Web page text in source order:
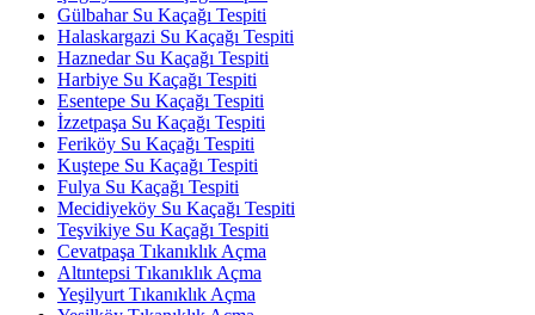
Gülbahar Su Kaçağı Tespiti
Halaskargazi Su Kaçağı Tespiti
Haznedar Su Kaçağı Tespiti
Harbiye Su Kaçağı Tespiti
Esentepe Su Kaçağı Tespiti
İzzetpaşa Su Kaçağı Tespiti
Feriköy Su Kaçağı Tespiti
Kuştepe Su Kaçağı Tespiti
Fulya Su Kaçağı Tespiti
Mecidiyeköy Su Kaçağı Tespiti
Teşvikiye Su Kaçağı Tespiti
Cevatpaşa Tıkanıklık Açma
Altıntepsi Tıkanıklık Açma
Yeşilyurt Tıkanıklık Açma